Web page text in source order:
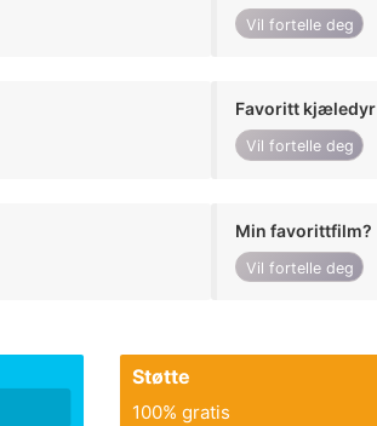
Vil fortelle deg
Favoritt kjæledyr
Vil fortelle deg
Min favorittfilm?
Vil fortelle deg
Støtte
100% gratis